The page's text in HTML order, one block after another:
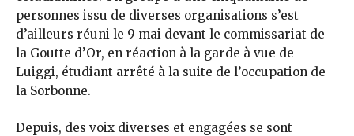
personnes issu de diverses organisations s’est
d’ailleurs réuni le 9 mai devant le commissariat de
la Goutte d’Or, en réaction à la garde à vue de
Luiggi, étudiant arrêté à la suite de l’occupation de
la Sorbonne.
Depuis, des voix diverses et engagées se sont